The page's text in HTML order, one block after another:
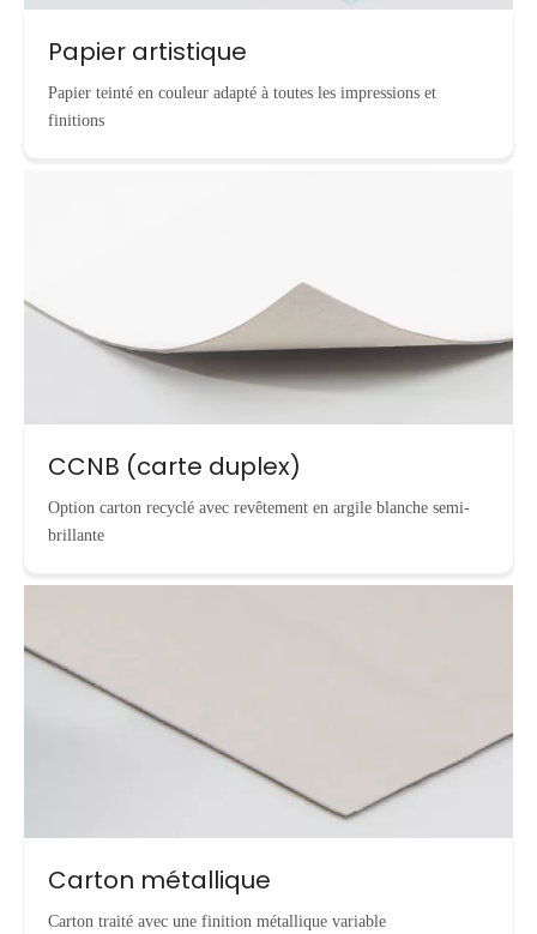
Papier artistique
Papier teinté en couleur adapté à toutes les impressions et
finitions
CCNB (carte duplex)
Option carton recyclé avec revêtement en argile blanche semi-
brillante
Carton métallique
Carton traité avec une finition métallique variable